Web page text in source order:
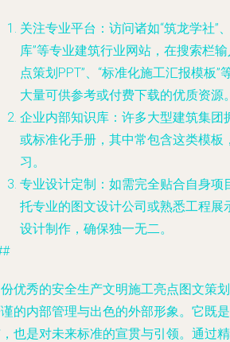
关注专业平台 ：访问诸如“筑龙学社”
库”等专业建筑行业网站，在搜索栏
点策划PPT”、“标准化施工汇报模板
大量可供参考或付费下载的优质资源。
企业内部知识库 ：许多大型建筑集
或标准化手册，其中常包含这类模板
习。
专业设计定制 ：如需完全贴合自身
托专业的图文设计公司或熟悉工程展
设计制作，确保独一无二。
优秀的安全生产文明施工亮点图文策
的内部管理与出色的外部形象。它既
也是对未来标准的宣贯与引领。通过